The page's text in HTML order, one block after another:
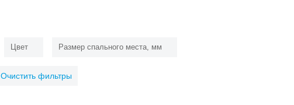
Цвет Размер спального места, мм
Очистить фильтры